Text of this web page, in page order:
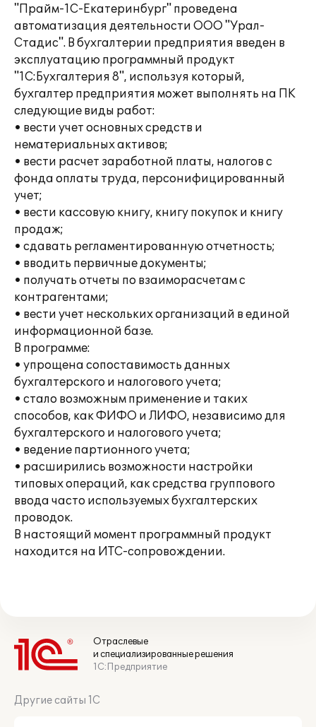
"Прайм-1С-Екатеринбург" проведена
автоматизация деятельности ООО "Урал-
Стадис". В бухгалтерии предприятия введен в
эксплуатацию программный продукт
"1C:Бухгалтерия 8", используя который,
бухгалтер предприятия может выполнять на ПК
следующие виды работ:
• вести учет основных средств и
нематериальных активов;
• вести расчет заработной платы, налогов с
фонда оплаты труда, персонифицированный
учет;
• вести кассовую книгу, книгу покупок и книгу
продаж;
• сдавать регламентированную отчетность;
• вводить первичные документы;
• получать отчеты по взаиморасчетам с
контрагентами;
• вести учет нескольких организаций в единой
информационной базе.
В программе:
• упрощена сопоставимость данных
бухгалтерского и налогового учета;
• стало возможным применение и таких
способов, как ФИФО и ЛИФО, независимо для
бухгалтерского и налогового учета;
• ведение партионного учета;
• расширились возможности настройки
типовых операций, как средства группового
ввода часто используемых бухгалтерских
проводок.
В настоящий момент программный продукт
находится на ИТС-сопровождении.
Отраслевые
и специализированные решения
1С:Предприятие
Другие сайты 1С